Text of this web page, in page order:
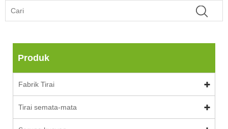
Produk
Fabrik Tirai
Tirai semata-mata